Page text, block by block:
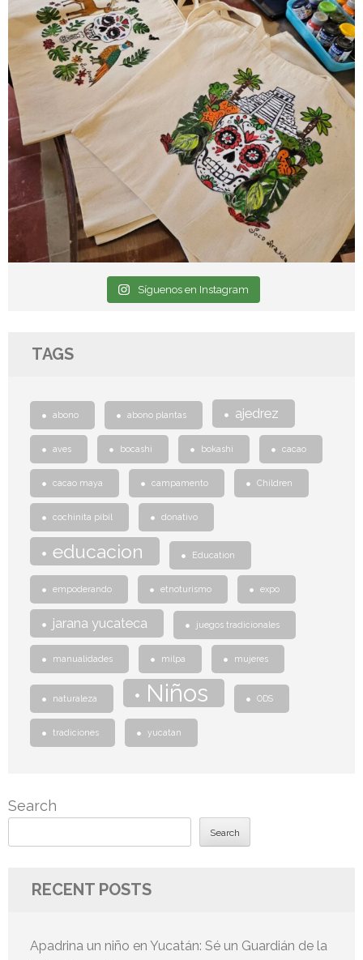
Síguenos en Instagram
TAGS
abono abono plantas ajedrez
aves bocashi bokashi cacao
cacao maya campamento Children
cochinita pibil donativo
educacion Education
empoderando etnoturismo expo
jarana yucateca juegos tradicionales
manualidades milpa mujeres
naturaleza Niños ODS
tradiciones yucatan
Search
Search
RECENT POSTS
Apadrina un niño en Yucatán: Sé un Guardián de la